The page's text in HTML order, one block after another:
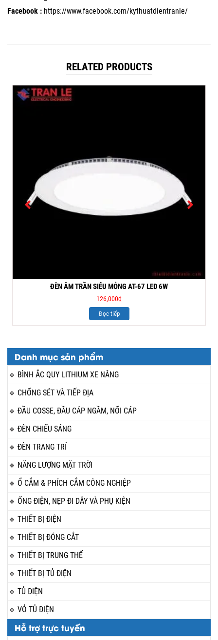
Danh mục sản phẩm
BÌNH ẮC QUY LITHIUM XE NÂNG
CHỐNG SÉT VÀ TIẾP ĐỊA
ĐẦU COSSE, ĐẦU CÁP NGẦM, NỐI CÁP
ĐÈN CHIẾU SÁNG
ĐÈN TRANG TRÍ
NĂNG LƯỢNG MẶT TRỜI
Ổ CẮM & PHÍCH CẮM CÔNG NGHIỆP
ỐNG ĐIỆN, NẸP ĐI DÂY VÀ PHỤ KIỆN
THIẾT BỊ ĐIỆN
THIẾT BỊ ĐÓNG CẮT
THIẾT BỊ TRUNG THẾ
THIẾT BỊ TỦ ĐIỆN
TỦ ĐIỆN
VỎ TỦ ĐIỆN
Hỗ trợ trực tuyến
Facebook : https://www.facebook.com/kythuatdientranle/
RELATED PRODUCTS
ĐÈN ÂM TRẦN SIÊU MỎNG AT-67 LED 6W
126,000₫
Đọc tiếp